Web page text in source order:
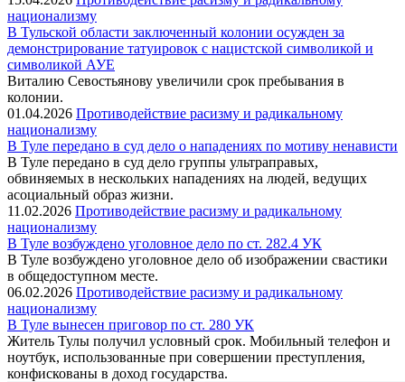
национализму
В Тульской области заключенный колонии осужден за
демонстрирование татуировок с нацистской символикой и
символикой АУЕ
Виталию Севостьянову увеличили срок пребывания в
колонии.
01.04.2026 Противодействие расизму и радикальному
национализму
В Туле передано в суд дело о нападениях по мотиву ненависти
В Туле передано в суд дело группы ультраправых,
обвиняемых в нескольких нападениях на людей, ведущих
асоциальный образ жизни.
11.02.2026 Противодействие расизму и радикальному
национализму
В Туле возбуждено уголовное дело по ст. 282.4 УК
В Туле возбуждено уголовное дело об изображении свастики
в общедоступном месте.
06.02.2026 Противодействие расизму и радикальному
национализму
В Туле вынесен приговор по ст. 280 УК
Житель Тулы получил условный срок. Мобильный телефон и
ноутбук, использованные при совершении преступления,
конфискованы в доход государства.